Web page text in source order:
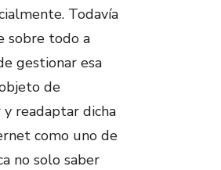
Todavía
sobre todo a
gestionar esa
de
readaptar dicha
como uno de
no solo saber